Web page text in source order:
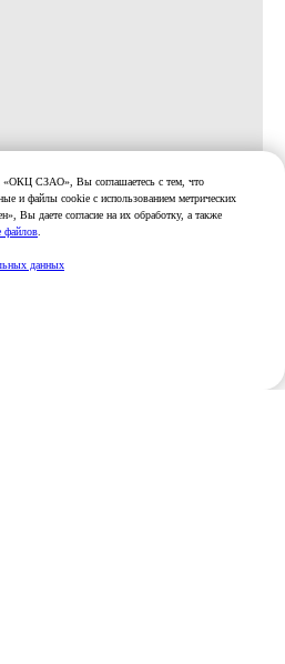
СЗАО», Вы соглашаетесь с тем, что
и файлы cookie с использованием метрических
Вы даете согласие на их обработку, а также
файлов.
данных